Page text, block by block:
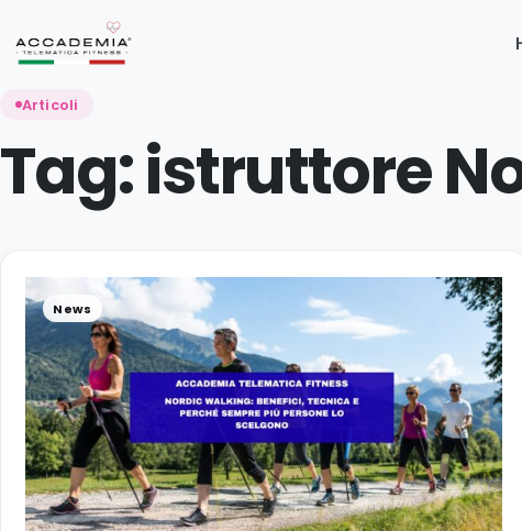
Articoli
Tag:istruttore
News